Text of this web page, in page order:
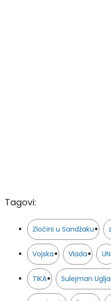
Tagovi:
Zločini u Sandžaku
Vojska Vlada UN
TIKA Sulejman